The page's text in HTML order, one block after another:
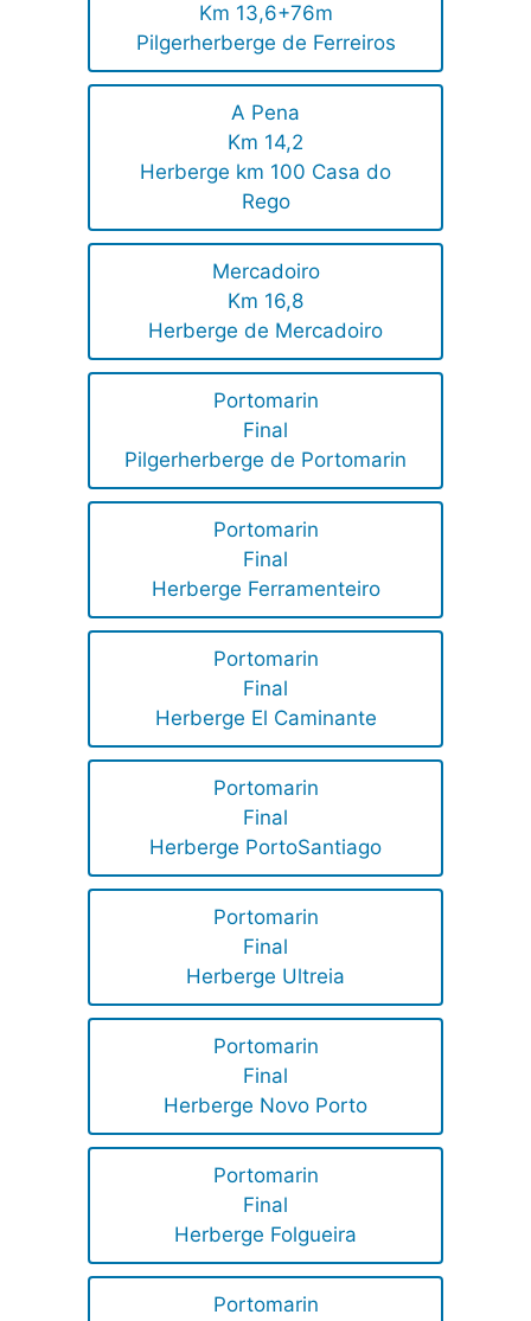
Km 13,6+76m
Pilgerherberge de Ferreiros
A Pena
Km 14,2
Herberge km 100 Casa do
Rego
Mercadoiro
Km 16,8
Herberge de Mercadoiro
Portomarin
Final
Pilgerherberge de Portomarin
Portomarin
Final
Herberge Ferramenteiro
Portomarin
Final
Herberge El Caminante
Portomarin
Final
Herberge PortoSantiago
Portomarin
Final
Herberge Ultreia
Portomarin
Final
Herberge Novo Porto
Portomarin
Final
Herberge Folgueira
Portomarin